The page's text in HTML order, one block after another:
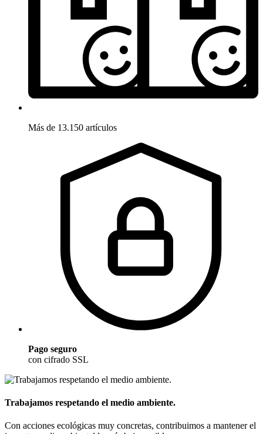
Más de 13.150 artículos
Pago seguro
con cifrado SSL
Trabajamos respetando el medio ambiente.
Con acciones ecológicas muy concretas, contribuimos a mantener el